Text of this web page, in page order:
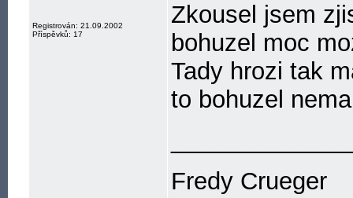
Registrován: 21.09.2002
Příspěvků: 17
Zkousel jsem
bohuzel moc
Tady hrozi tak
to bohuzel
Fredy Crueger